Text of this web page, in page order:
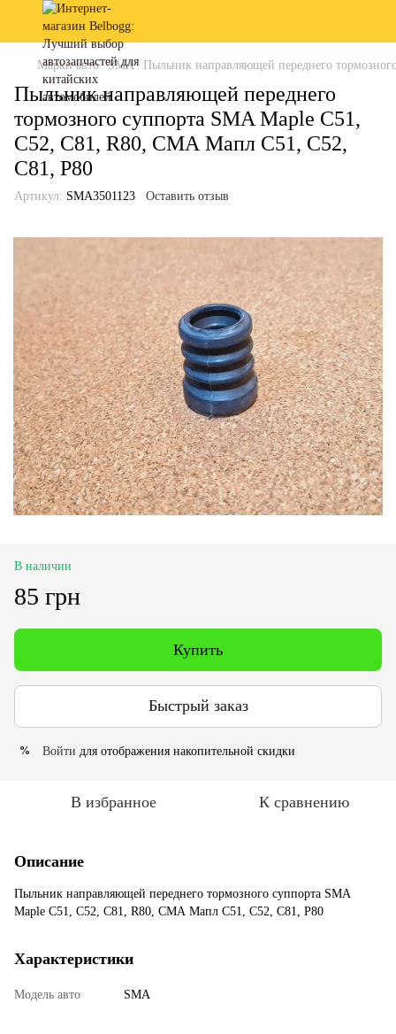
Марки авто SMA Пыльник направляющей переднего
Пыльник направляющей переднего
тормозного суппорта SMA Maple C51,
C52, C81, R80, СМА Мапл С51, С52,
С81, Р80
Артикул: SMA3501123 Оставить отзыв
В наличии
85 грн
Купить
Быстрый заказ
% Войти для отображения накопительной скидки
В избранное К сравнению
Описание
Пыльник направляющей переднего тормозного суппорта SMA
Maple C51, C52, C81, R80, СМА Мапл С51, С52, С81, Р80
Характеристики
Модель авто SMA